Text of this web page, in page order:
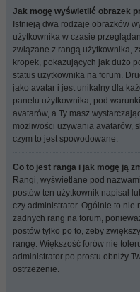
Jak mogę wyświetlić obrazek
Istnieją dwa rodzaje obrazków
użytkownika w czasie
związane z rangą użytkownika,
kropek, pokazujących jak dużo
status użytkownika na forum.
jako avatar i jest unikalny dla
panelu użytkownika, pod
avatarów, a Ty masz
możliwości używania avatarów,
czym to jest spowodowane.
Co to jest ranga i jak mogę ją
Rangi, wyświetlane pod
postów ten użytkownik napisał
czy administrator. Ogólnie to nie
żadnych rang na forum,
postów tylko po to, żeby
rangę. Większość forów nie
administrator po prostu obniży
ostrzeżenie.